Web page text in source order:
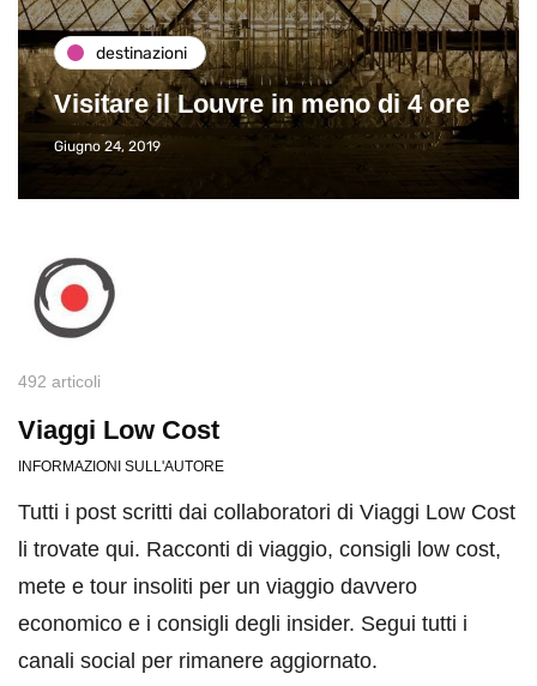
destinazioni
Visitare il Louvre in meno di 4 ore
Giugno 24, 2019
492 articoli
Viaggi Low Cost
INFORMAZIONI SULL'AUTORE
Tutti i post scritti dai collaboratori di Viaggi Low Cost
li trovate qui. Racconti di viaggio, consigli low cost,
mete e tour insoliti per un viaggio davvero
economico e i consigli degli insider. Segui tutti i
canali social per rimanere aggiornato.